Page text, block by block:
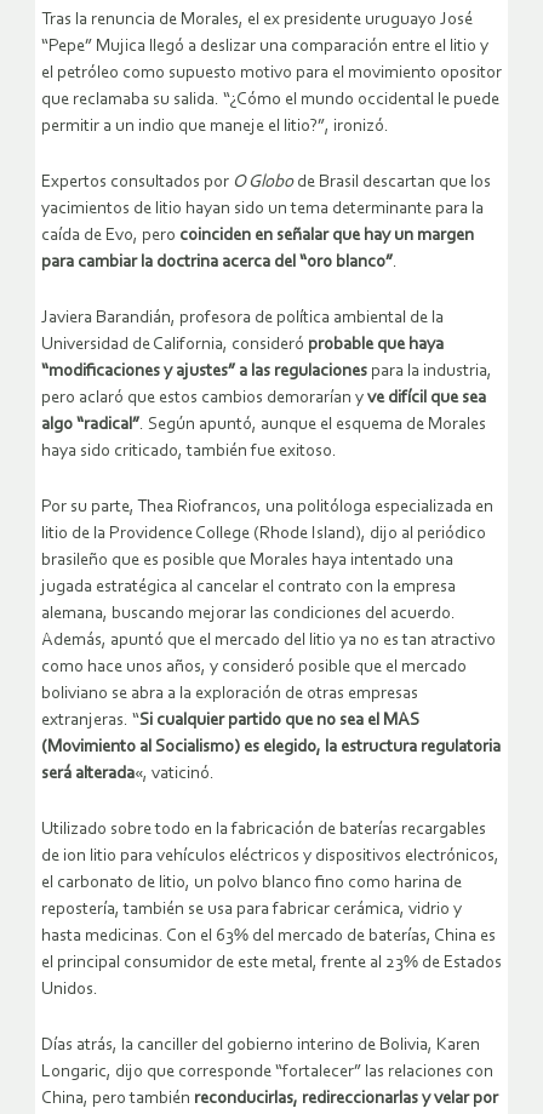
Tras la renuncia de Morales, el ex presidente uruguayo José
“Pepe” Mujica llegó a deslizar una comparación entre el litio y
el petróleo como supuesto motivo para el movimiento opositor
que reclamaba su salida. “¿Cómo el mundo occidental le puede
permitir a un indio que maneje el litio?”, ironizó.
Expertos consultados por O Globode Brasil descartan que los
yacimientos de litio hayan sido un tema determinante para la
caída de Evo, pero coinciden en señalar que hay un margen
para cambiar la doctrina acerca del “oro blanco”.
Javiera Barandián, profesora de política ambiental de la
Universidad de California, consideró probable que haya
“modificaciones y ajustes” a las regulaciones para la industria,
pero aclaró que estos cambios demorarían y ve difícil que sea
algo “radical”. Según apuntó, aunque el esquema de Morales
haya sido criticado, también fue exitoso.
Por su parte, Thea Riofrancos, una politóloga especializada en
litio de la Providence College (Rhode Island), dijo al periódico
brasileño que es posible que Morales haya intentado una
jugada estratégica al cancelar el contrato con la empresa
alemana, buscando mejorar las condiciones del acuerdo.
Además, apuntó que el mercado del litio ya no es tan atractivo
como hace unos años, y consideró posible que el mercado
boliviano se abra a la exploración de otras empresas
extranjeras. “Si cualquier partido que no sea el MAS
(Movimiento al Socialismo) es elegido, la estructura regulatoria
será alterada«, vaticinó.
Utilizado sobre todo en la fabricación de baterías recargables
de ion litio para vehículos eléctricos y dispositivos electrónicos,
el carbonato de litio, un polvo blanco fino como harina de
repostería, también se usa para fabricar cerámica, vidrio y
hasta medicinas. Con el 63% del mercado de baterías, China es
el principal consumidor de este metal, frente al 23% de Estados
Unidos.
Días atrás, la canciller del gobierno interino de Bolivia, Karen
Longaric, dijo que corresponde “fortalecer” las relaciones con
China, pero también reconducirlas, redireccionarlas y velar por